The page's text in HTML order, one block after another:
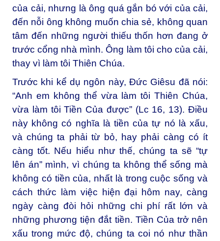
của cải, nhưng là ông quá gắn bó với của cải,
đến nỗi ông không muốn chia sẻ, không quan
tâm đến những người thiếu thốn hơn đang ở
trước cổng nhà mình. Ông làm tôi cho của cải,
thay vì làm tôi Thiên Chúa.
Trước khi kể dụ ngôn này, Đức Giêsu đã nói:
“Anh em không thể vừa làm tôi Thiên Chúa,
vừa làm tôi Tiền Của được” (Lc 16, 13). Điều
này không có nghĩa là tiền của tự nó là xấu,
và chúng ta phải từ bỏ, hay phải càng có ít
càng tốt. Nếu hiểu như thế, chúng ta sẽ “tự
lên án” mình, vì chúng ta không thể sống mà
không có tiền của, nhất là trong cuộc sống và
cách thức làm việc hiện đại hôm nay, càng
ngày càng đòi hỏi những chi phí rất lớn và
những phương tiện đắt tiền. Tiền Của trở nên
xấu trong mức độ, chúng ta coi nó như thần